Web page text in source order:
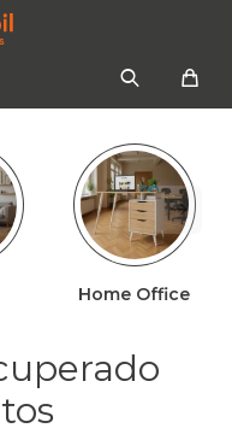
Home Office